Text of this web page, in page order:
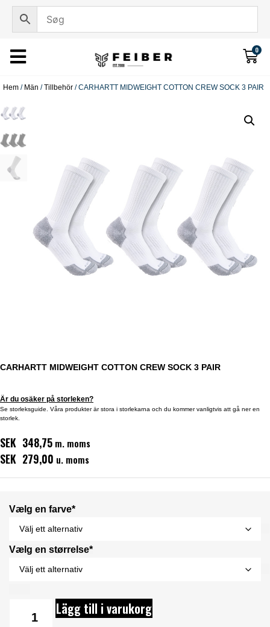
0
Hem / Män /Tillbehör / CARHARTT MIDWEIGHT COTTON CREW SOCK 3 PAIR
CARHARTT MIDWEIGHT COTTON CREW SOCK 3 PAIR
Är du osäker på storleken?
Se storleksguide. Våra produkter är stora i storlekarna och du kommer vanligtvis att gå ner en
storlek.
SEK 348,75 m. moms
SEK 279,00 u. moms
Vælg en farve*
Vælg en størrelse*
Lägg till i varukorg